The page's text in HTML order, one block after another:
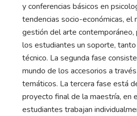
y conferencias básicos en
tendencias socio-económicas, el
gestión del arte contemporáneo,
los estudiantes un soporte,
técnico. La segunda fase
mundo de los accesorios a
temáticos. La tercera fase está
proyecto final de la maestría, en
estudiantes trabajan